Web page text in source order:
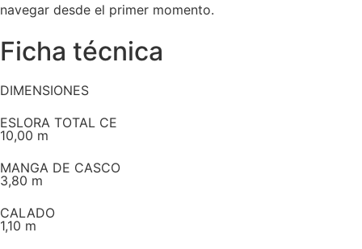
navegar desde el primer momento.
Ficha técnica
DIMENSIONES
ESLORA TOTAL CE
10,00 m
MANGA DE CASCO
3,80 m
CALADO
1,10 m